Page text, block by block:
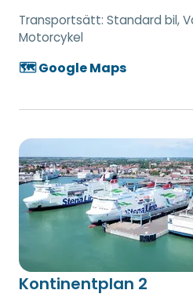
Transportsätt: Standard bil,
Motorcykel
🗺️ Google Maps
Kontinentplan 2